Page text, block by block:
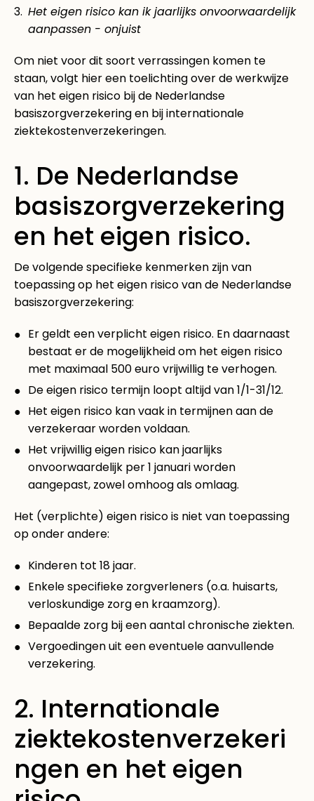
Het eigen risico kan ik jaarlijks onvoorwaardelijk
aanpassen - onjuist
Om niet voor dit soort verrassingen komen te
staan, volgt hier een toelichting over de werkwijze
van het eigen risico bij de Nederlandse
basiszorgverzekering en bij internationale
ziektekostenverzekeringen.
1. De Nederlandse
basiszorgverzekering
en het eigen risico.
De volgende specifieke kenmerken zijn van
toepassing op het eigen risico van de Nederlandse
basiszorgverzekering:
Er geldt een verplicht eigen risico. En daarnaast
bestaat er de mogelijkheid om het eigen risico
met maximaal 500 euro vrijwillig te verhogen.
De eigen risico termijn loopt altijd van 1/1-31/12.
Het eigen risico kan vaak in termijnen aan de
verzekeraar worden voldaan.
Het vrijwillig eigen risico kan jaarlijks
onvoorwaardelijk per 1 januari worden
aangepast, zowel omhoog als omlaag.
Het (verplichte) eigen risico is niet van toepassing
op onder andere:
Kinderen tot 18 jaar.
Enkele specifieke zorgverleners (o.a. huisarts,
verloskundige zorg en kraamzorg).
Bepaalde zorg bij een aantal chronische ziekten.
Vergoedingen uit een eventuele aanvullende
verzekering.
2. Internationale
ziektekostenverzekeri
ngen en het eigen